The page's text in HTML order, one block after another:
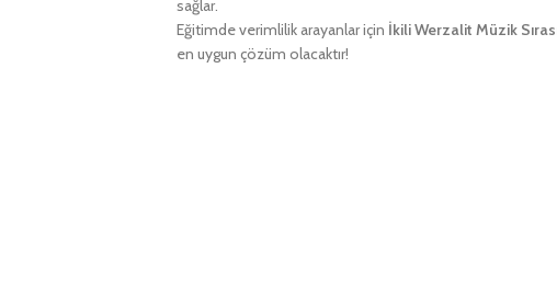
sağlar.
Eğitimde verimlilik arayanlar için İkili Werzalit Müzik
en uygun çözüm olacaktır!